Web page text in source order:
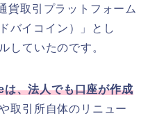
貨取引プラットフォーム
バイコイン）」とし
していたのです。
、法人でも口座が作成
取引所自体のリニュー